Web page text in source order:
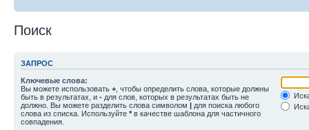
Поиск
ЗАПРОС
Ключевые слова:
Вы можете использовать + , чтобы определить слова, которые должны
быть в результатах, и - для слов, которых в результатах быть не
должно. Вы можете разделить слова символом | для поиска любого
слова из списка. Используйте * в качестве шаблона для частичного
совпадения.